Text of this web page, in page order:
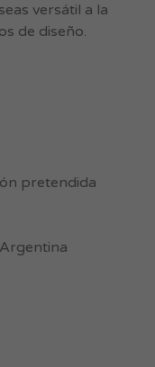
versátil a la
de diseño.
pretendida